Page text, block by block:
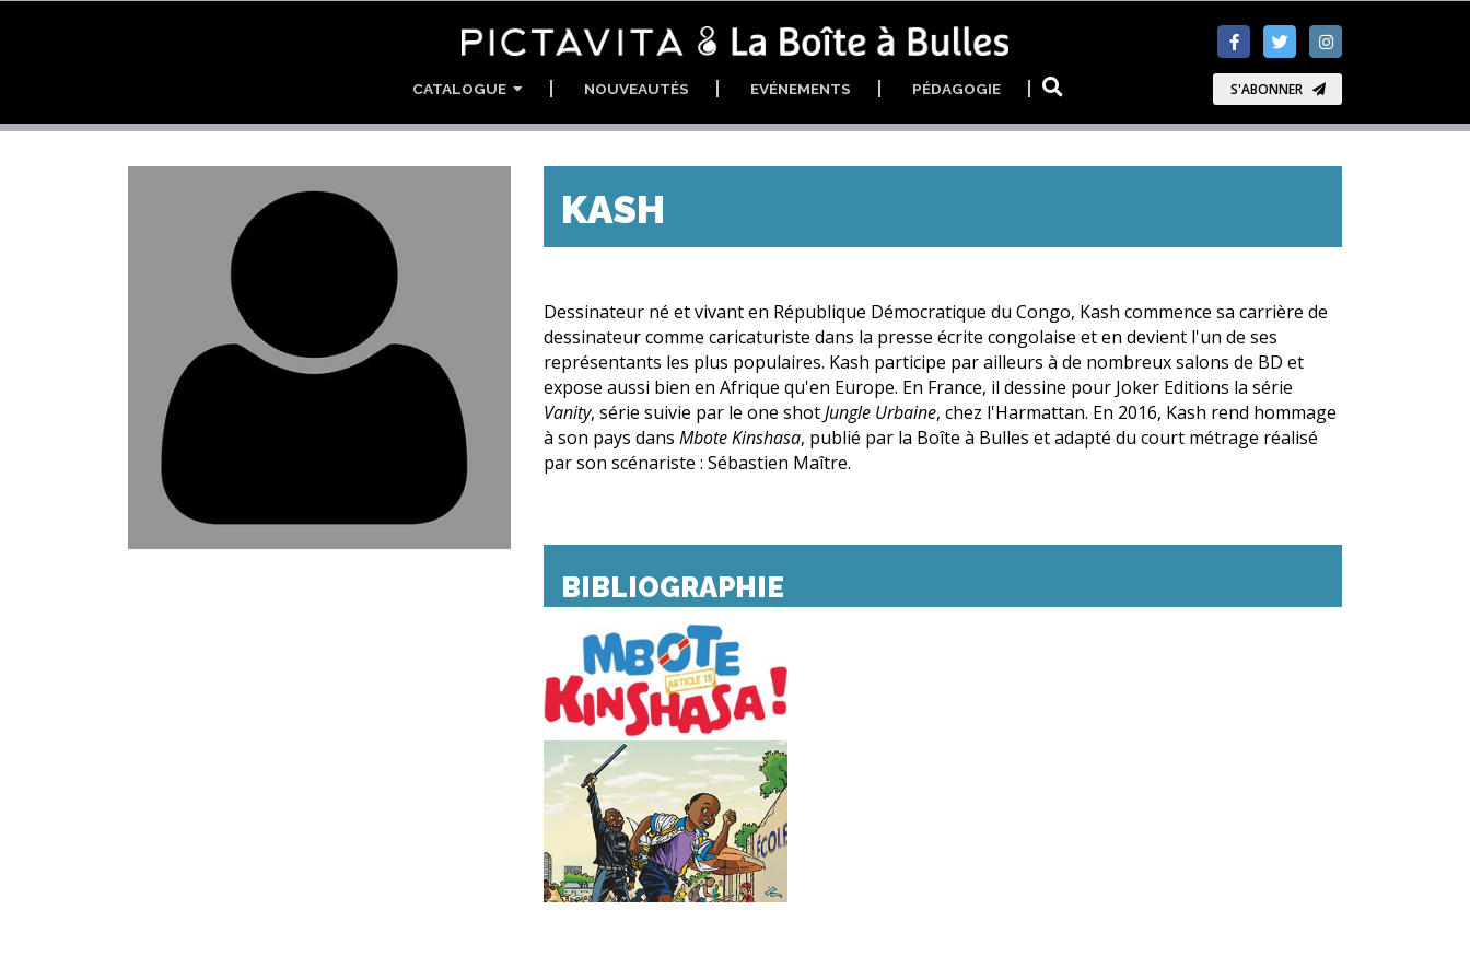
S'ABONNER
CATALOGUE NOUVEAUTÉS EVÉNEMENTS PÉDAGOGIE
KASH
Dessinateur né et vivant en République Démocratique du Congo, Kash commence sa carrière de
dessinateur comme caricaturiste dans la presse écrite congolaise et en devient l'un de ses
représentants les plus populaires. Kash participe par ailleurs à de nombreux salons de BD et
expose aussi bien en Afrique qu'en Europe. En France, il dessine pour Joker Editions la série
Vanity, série suivie par le one shotJungle Urbaine, chez l'Harmattan. En 2016, Kash rend hommage
à son pays dans Mbote Kinshasa, publié par la Boîte à Bulles et adapté du court métrage réalisé
par son scénariste : Sébastien Maître.
BIBLIOGRAPHIE